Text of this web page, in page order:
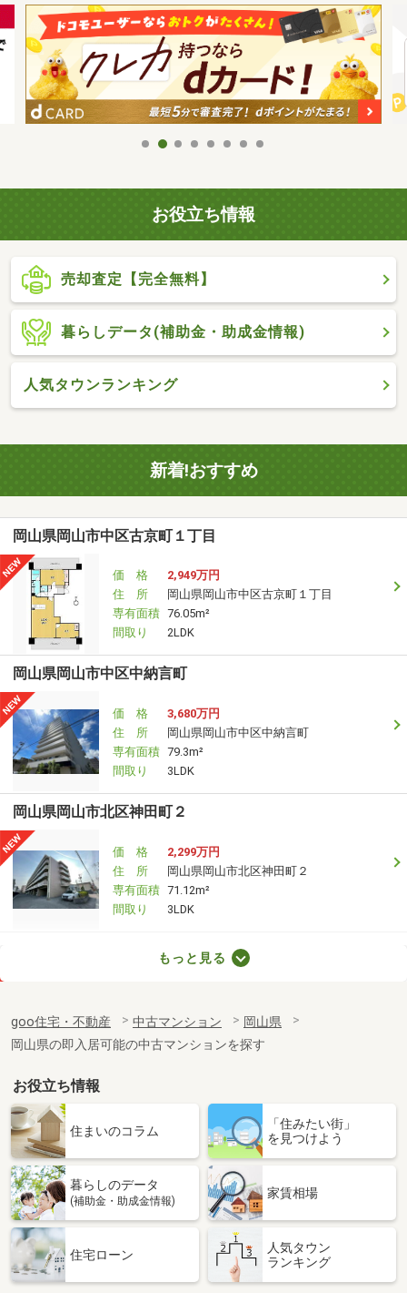
お役立ち情報
売却査定【完全無料】
暮らしデータ(補助金・助成金情報)
人気タウンランキング
新着!おすすめ
岡山県岡山市中区古京町１丁目
価 格
2,949万円
住 所
岡山県岡山市中区古京町１丁目
専有面積 76.05m²
間取り
2LDK
岡山県岡山市中区中納言町
価 格
3,680万円
住 所
岡山県岡山市中区中納言町
専有面積 79.3m²
間取り
3LDK
岡山県岡山市北区神田町２
価 格
2,299万円
住 所
岡山県岡山市北区神田町２
専有面積 71.12m²
間取り
3LDK
岡山県岡山市北区鹿田町１
専有面積 76.44m²
間取り
3LDK
岡山県岡山市北区鹿田町１
価 格
3,690万円
岡山県岡山市北区鹿田町１
専有面積 76.44m²
間取り
岡山県岡山市北区鹿田町１
2,290万円
住 所
岡山県岡山市北区鹿田町１
もっと見る
goo住宅・不動産 中古マンション
岡山県
岡山県の即入居可能の中古マンションを探す
お役立ち情報
住まいのコラム
「住みたい街」
を見つけよう
暮らしのデータ
(補助金・助成金情報)
家賃相場
住宅ローン
人気タウン
ランキング